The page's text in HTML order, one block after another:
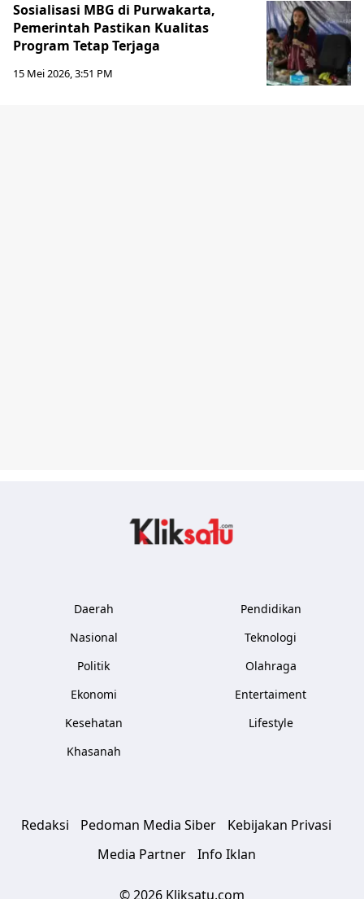
Sosialisasi MBG di Purwakarta,
Pemerintah Pastikan Kualitas
Program Tetap Terjaga
15 Mei 2026, 3:51 PM
Daerah
Nasional
Politik
Ekonomi
Kesehatan
Khasanah
Pendidikan
Teknologi
Olahraga
Entertaiment
Lifestyle
Redaksi Pedoman Media Siber
Kebijakan Privasi
Media Partner
Info Iklan
© 2026 Kliksatu.com